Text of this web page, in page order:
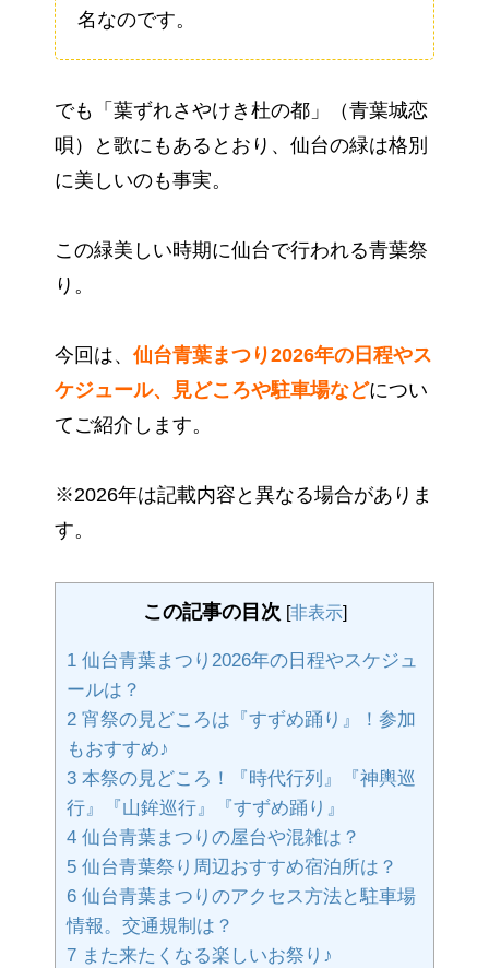
名なのです。
でも「葉ずれさやけき杜の都」（青葉城恋
唄）と歌にもあるとおり、仙台の緑は格別
に美しいのも事実。
この緑美しい時期に仙台で行われる青葉祭
り。
今回は、 仙台青葉まつり2026年の日程やス
ケジュール、見どころや駐車場などについ
てご紹介します。
※2026年は記載内容と異なる場合がありま
す。
この記事の目次 [非表示]
1 仙台青葉まつり2026年の日程やスケジュ
ールは？
2 宵祭の見どころは『すずめ踊り』！参加
もおすすめ♪
3 本祭の見どころ！『時代行列』『神輿巡
行』『山鉾巡行』『すずめ踊り』
4 仙台青葉まつりの屋台や混雑は？
5 仙台青葉祭り周辺おすすめ宿泊所は？
6 仙台青葉まつりのアクセス方法と駐車場
情報。交通規制は？
7 また来たくなる楽しいお祭り♪